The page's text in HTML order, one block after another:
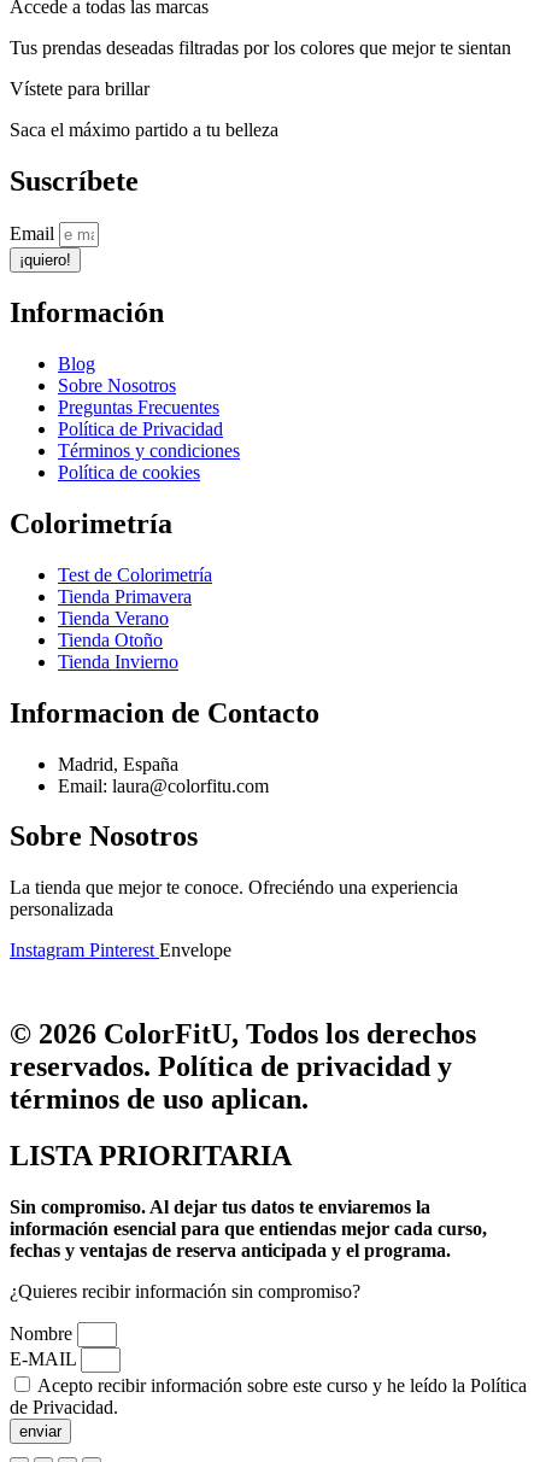
Accede a todas las marcas
Tus prendas deseadas filtradas por los colores que mejor te sientan
Vístete para brillar
Saca el máximo partido a tu belleza
Suscríbete
Email
¡quiero!
Información
Blog
Sobre Nosotros
Preguntas Frecuentes
Política de Privacidad
Términos y condiciones
Política de cookies
Colorimetría
Test de Colorimetría
Tienda Primavera
Tienda Verano
Tienda Otoño
Tienda Invierno
Informacion de Contacto
Madrid, España
Email: laura@colorfitu.com
Sobre Nosotros
La tienda que mejor te conoce. Ofreciéndo una experiencia
personalizada
Instagram Pinterest Envelope
© 2026 ColorFitU, Todos los derechos
reservados. Política de privacidad y
términos de uso aplican.
LISTA PRIORITARIA
Sin compromiso. Al dejar tus datos te enviaremos la
información esencial para que entiendas mejor cada curso,
fechas y ventajas de reserva anticipada y el programa.
¿Quieres recibir información sin compromiso?
Nombre
E-MAIL
Acepto recibir información sobre este curso y he leído la Política
de Privacidad.
enviar